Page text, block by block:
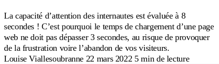
La capacité d’attention des internautes est évaluée à 8
secondes ! C’est pourquoi le temps de chargement d’une page
web ne doit pas dépasser 3 secondes, au risque de provoquer
de la frustration voire l’abandon de vos visiteurs.
Louise Viallesoubranne 22 mars 2022 5 min de lecture